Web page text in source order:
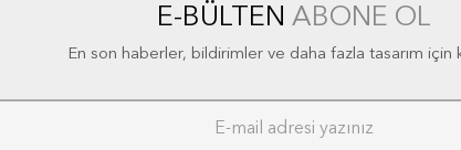
E-BÜLTEN ABONE OL
En son haberler, bildirimler ve daha fazla tasarım için